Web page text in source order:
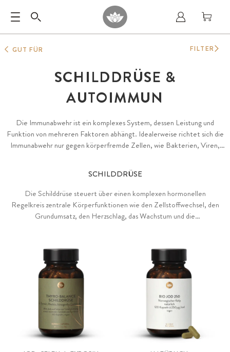
GUT FÜR
SCHILDDRÜSE &
AUTOIMMUN
Die Immunabwehr ist ein komplexes System, dessen Leistung und
Funktion von mehreren Faktoren abhängt. Idealerweise richtet sich die
Immunabwehr nur gegen körperfremde Zellen, wie Bakterien, Viren,
gegen körpereigene, pathologische Zellveränderungen.
Autoimmunerkrankungen sind chronisch-entzündliche Vorgänge, bei
denen das Immunsystem fälschlicherweise gesunde Zellen angreift und
körpereigenes Gewebe beschädigt oder teilweise ganz zerstört.
SCHILDDRÜSE
Die Schilddrüse steuert über einen komplexen hormonellen
Regelkreis zentrale Körperfunktionen wie den Zellstoffwechsel, den
Grundumsatz, den Herzschlag, das Wachstum und die
der Aminosäure L-Tyrosin und Jod gebildet werden. Zudem ist die
Schilddrüse das Organ mit dem höchsten Selengehalt: Selen ist
Kofaktor zahlreicher Enzyme und trägt zum Schutz der Zellen vor
FILTER